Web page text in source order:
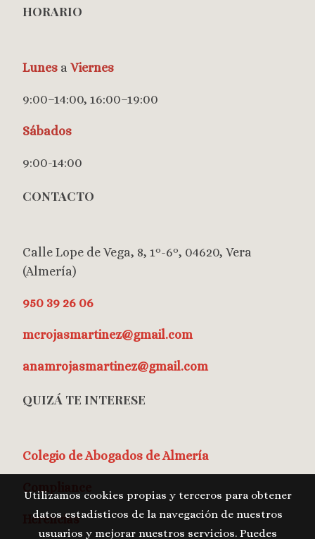
HORARIO
Lunes a Viernes
9:00–14:00, 16:00–19:00
Sábados
9:00-14:00
CONTACTO
Calle Lope de Vega, 8, 1º-6º, 04620, Vera
(Almería)
950 39 26 06
mcrojasmartinez@gmail.com
anamrojasmartinez@gmail.com
QUIZÁ TE INTERESE
Colegio de Abogados de Almería
Herencias
Utilizamos cookies propias y terceros para obtener
datos estadísticos de la navegación de nuestros
usuarios y mejorar nuestros servicios. Puedes